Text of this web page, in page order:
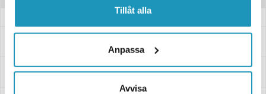
Tillåt alla
Anpassa
Avvisa
Leverans- & Returinformation